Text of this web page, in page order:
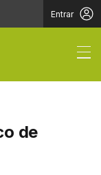
Entrar
no
de